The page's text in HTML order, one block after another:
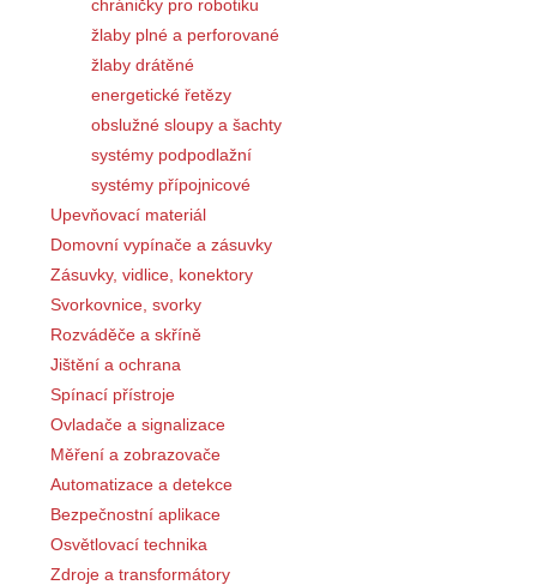
chráničky pro robotiku
žlaby plné a perforované
žlaby drátěné
energetické řetězy
obslužné sloupy a šachty
systémy podpodlažní
systémy přípojnicové
Upevňovací materiál
Domovní vypínače a zásuvky
Zásuvky, vidlice, konektory
Svorkovnice, svorky
Rozváděče a skříně
Jištění a ochrana
Spínací přístroje
Ovladače a signalizace
Měření a zobrazovače
Automatizace a detekce
Bezpečnostní aplikace
Osvětlovací technika
Zdroje a transformátory